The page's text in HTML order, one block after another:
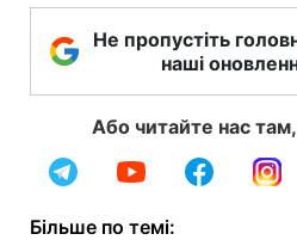
Не пропустіть
наші
Або читайте нас
Більше по темі: